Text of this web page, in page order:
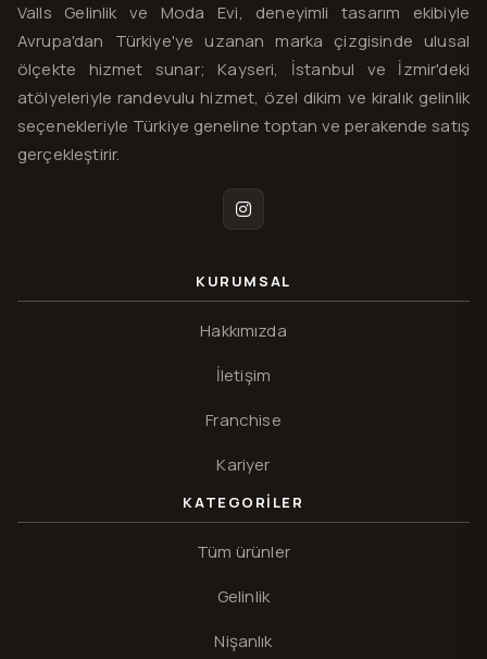
Valls Gelinlik ve Moda Evi, deneyimli tasarım ekibiyle
Avrupa'dan Türkiye'ye uzanan marka çizgisinde ulusal
ölçekte hizmet sunar; Kayseri, İstanbul ve İzmir'deki
atölyeleriyle randevulu hizmet, özel dikim ve kiralık gelinlik
seçenekleriyle Türkiye geneline toptan ve perakende satış
gerçekleştirir.
Instagram
KURUMSAL
Hakkımızda
İletişim
Franchise
Kariyer
KATEGORILER
Tüm ürünler
Gelinlik
Nişanlık